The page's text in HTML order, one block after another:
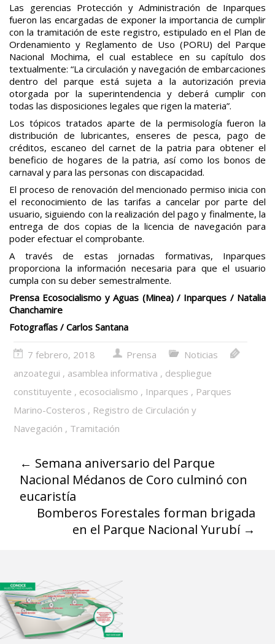
Las gerencias Protección y Administración de Inparques
fueron las encargadas de exponer la importancia de cumplir
con la tramitación de este registro, estipulado en el Plan de
Ordenamiento y Reglamento de Uso (PORU) del Parque
Nacional Mochima, el cual establece en su capítulo dos
textualmente: “La circulación y navegación de embarcaciones
dentro del parque está sujeta a la autorización previa
otorgada por la superintendencia y deberá cumplir con
todas las disposiciones legales que rigen la materia”.
Los tópicos tratados aparte de la permisología fueron la
distribución de lubricantes, enseres de pesca, pago de
créditos, escaneo del carnet de la patria para obtener el
beneficio de hogares de la patria, así como los bonos de
carnaval y para las personas con discapacidad.
El proceso de renovación del mencionado permiso inicia con
el reconocimiento de las tarifas a cancelar por parte del
usuario, siguiendo con la realización del pago y finalmente, la
entrega de dos copias de la licencia de navegación para
poder efectuar el comprobante.
A través de estas jornadas formativas, Inparques
proporciona la información necesaria para que el usuario
cumpla con su deber semestralmente.
Prensa Ecosocialismo y Aguas (Minea) / Inparques / Natalia
Chanchamire
Fotografías / Carlos Santana
7 febrero, 2018 Prensa
Noticias
anzoategui , asamblea informativa , despliegue
constituyente , ecosocialismo , Inparques , Parques
Marino-Costeros , Registro de Circulación y
Navegación , Tramitación
← Semana aniversario del Parque
Nacional Médanos de Coro culminó con
eucaristía
Bomberos Forestales forman brigada
en el Parque Nacional Yurubí →